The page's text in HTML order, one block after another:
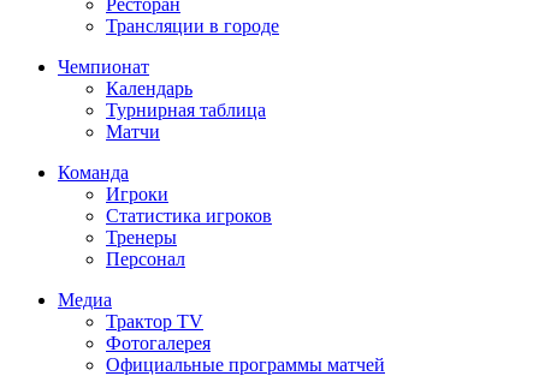
Трансляции в городе
Чемпионат
Календарь
Турнирная таблица
Матчи
Команда
Игроки
Статистика игроков
Тренеры
Персонал
Медиа
Трактор TV
Фотогалерея
Официальные программы матчей